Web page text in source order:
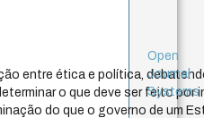
entre ética e política,
o que deve ser feito por
do que o governo de um
Open
Journal
Systems